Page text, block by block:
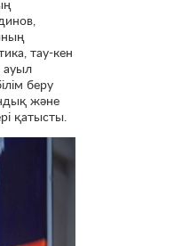
тау-кен
ауыл
беру
және
қатысты.